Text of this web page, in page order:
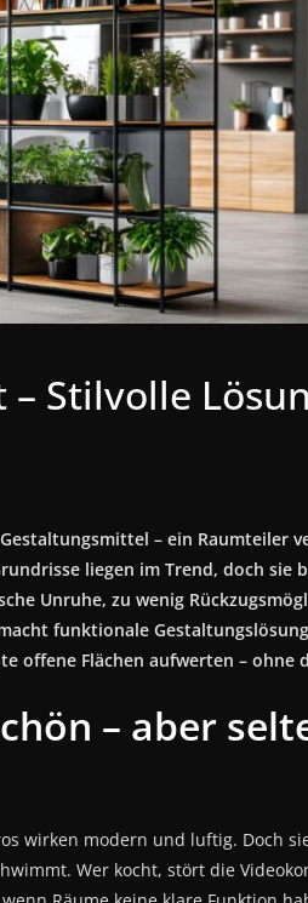
Stilvolle
– ein Raumteiler
liegen im Trend, doch sie
Unruhe, zu wenig
funktionale
offene Flächen aufwerten – ohne
– aber
wirken modern und luftig. Doch
Wer kocht, stört die